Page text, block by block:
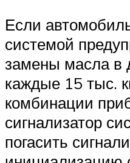
Если
системой
замены масла в
каждые 15 тыс.
комбинации
сигнализатор
погасить